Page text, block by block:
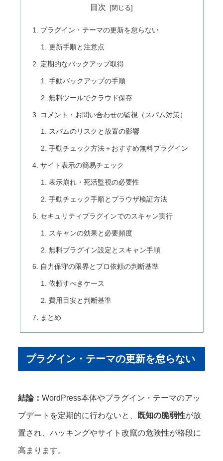
目次
プラグイン・テーマの更新を怠らない
更新手順と注意点
定期的なバックアップ取得
手動バックアップの手順
無料ツールでクラウド保存
コメント・お問い合わせの監視（スパム対策）
スパムのリスクと放置の影響
手動チェック方法＋おすすめ無料プラグイン
サイト表示の簡易チェック
表示崩れ・死活監視の必要性
手動チェック手順とブラウザ検証方法
セキュリティプラグインでのスキャン実行
スキャンの効果と必要頻度
無料プラグイン設定とスキャン手順
自力保守の限界とプロ依頼の判断基準
依頼すべきケース
費用目安と判断基準
まとめ
プラグイン・テーマの更新を怠らない
結論： WordPress本体やプラグイン・テーマのアッ
プデートを定期的に行わないと、 既知の脆弱性が放
置され、ハッキングやサイト改竄の危険性が格段に
高まります。